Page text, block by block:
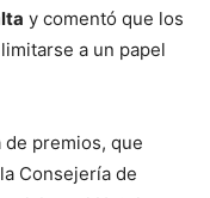
y comentó que los
a un papel
premios, que
Consejería de